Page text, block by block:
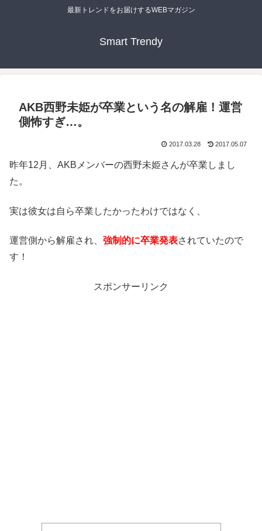
最新トレンドをお届けするWEBマガジン
Smart Trendy
AKB西野未姫が卒業という名の解雇！運営
側怖すぎ…。
2017.03.28 2017.05.07
昨年12月、AKBメンバーの西野未姫さんが卒業しまし
た。
実は彼女は自ら卒業したかったわけではなく、
運営側から解雇され、 強制的に卒業発表されていたので
す！
スポンサーリンク